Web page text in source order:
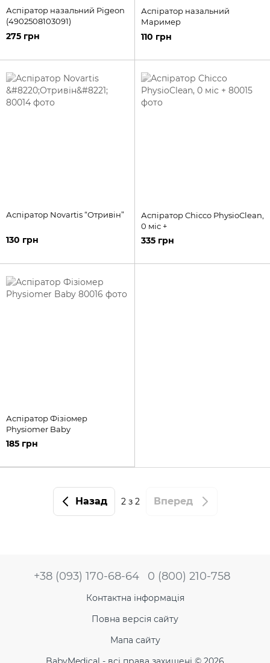
Аспіратор назальний Pigeon
(4902508103091)
275 грн
Аспіратор назальний
Маример
110 грн
Аспіратор Novartis “Отривін”
130 грн
Аспіратор Chicco PhysioClean,
0 міс +
335 грн
Аспіратор Фізіомер
Physiomer Baby
185 грн
Назад 2з 2 Вперед
+38 (093) 170-68-64 0 (800) 210-758
Контактна інформація
Повна версія сайту
Мапа сайту